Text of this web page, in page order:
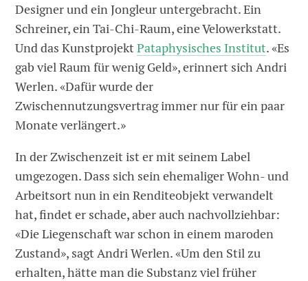
Designer und ein Jongleur untergebracht. Ein
Schreiner, ein Tai-Chi-Raum, eine Velowerkstatt.
Und das KunstprojektPataphysisches Institut. «Es
gab viel Raum für wenig Geld», erinnert sich Andri
Werlen. «Dafür wurde der
Zwischennutzungsvertrag immer nur für ein paar
Monate verlängert.»
In der Zwischenzeit ist er mit seinem Label
umgezogen. Dass sich sein ehemaliger Wohn- und
Arbeitsort nun in ein Renditeobjekt verwandelt
hat, findet er schade, aber auch nachvollziehbar:
«Die Liegenschaft war schon in einem maroden
Zustand», sagt Andri Werlen. «Um den Stil zu
erhalten, hätte man die Substanz viel früher